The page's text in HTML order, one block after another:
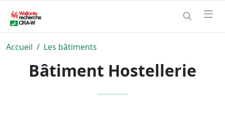
Accueil Les bâtiments
Bâtiment Hostellerie